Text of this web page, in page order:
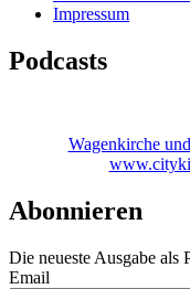
Impressum
Podcasts
Wagenkirche
Abonnieren
Die neueste Ausgabe als
Email